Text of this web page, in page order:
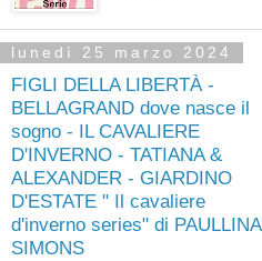
lunedì 25 marzo 2024
FIGLI DELLA LIBERTÀ -
BELLAGRAND dove nasce il
sogno - IL CAVALIERE
D'INVERNO - TATIANA &
ALEXANDER - GIARDINO
D'ESTATE " Il cavaliere
d'inverno series" di PAULLINA
SIMONS